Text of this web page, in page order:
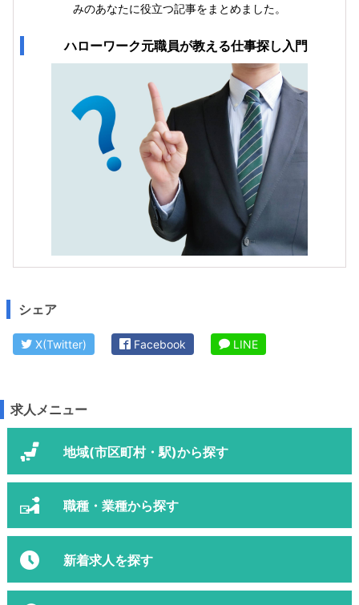
みのあなたに役立つ記事をまとめました。
ハローワーク元職員が教える仕事探し入門
シェア
X(Twitter) Facebook LINE
求人メニュー
地域(市区町村・駅)から探す
職種・業種から探す
新着求人を探す